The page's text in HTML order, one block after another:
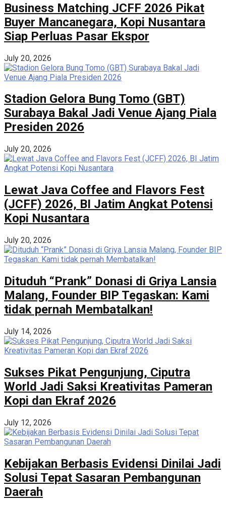
Business Matching JCFF 2026 Pikat
Buyer Mancanegara, Kopi Nusantara
Siap Perluas Pasar Ekspor
July 20, 2026
Stadion Gelora Bung Tomo (GBT)
Surabaya Bakal Jadi Venue Ajang Piala
Presiden 2026
July 20, 2026
Lewat Java Coffee and Flavors Fest
(JCFF) 2026, BI Jatim Angkat Potensi
Kopi Nusantara
July 20, 2026
Dituduh “Prank” Donasi di Griya Lansia
Malang, Founder BIP Tegaskan: Kami
tidak pernah Membatalkan!
July 14, 2026
Sukses Pikat Pengunjung, Ciputra
World Jadi Saksi Kreativitas Pameran
Kopi dan Ekraf 2026
July 12, 2026
Kebijakan Berbasis Evidensi Dinilai Jadi
Solusi Tepat Sasaran Pembangunan
Daerah